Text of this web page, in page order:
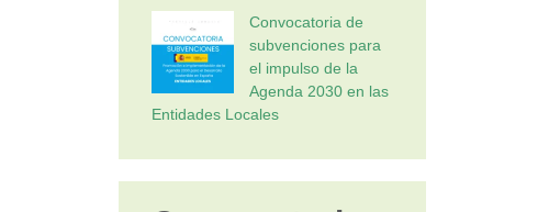
Convocatoria de
subvenciones para
el impulso de la
Agenda 2030 en las
Entidades Locales